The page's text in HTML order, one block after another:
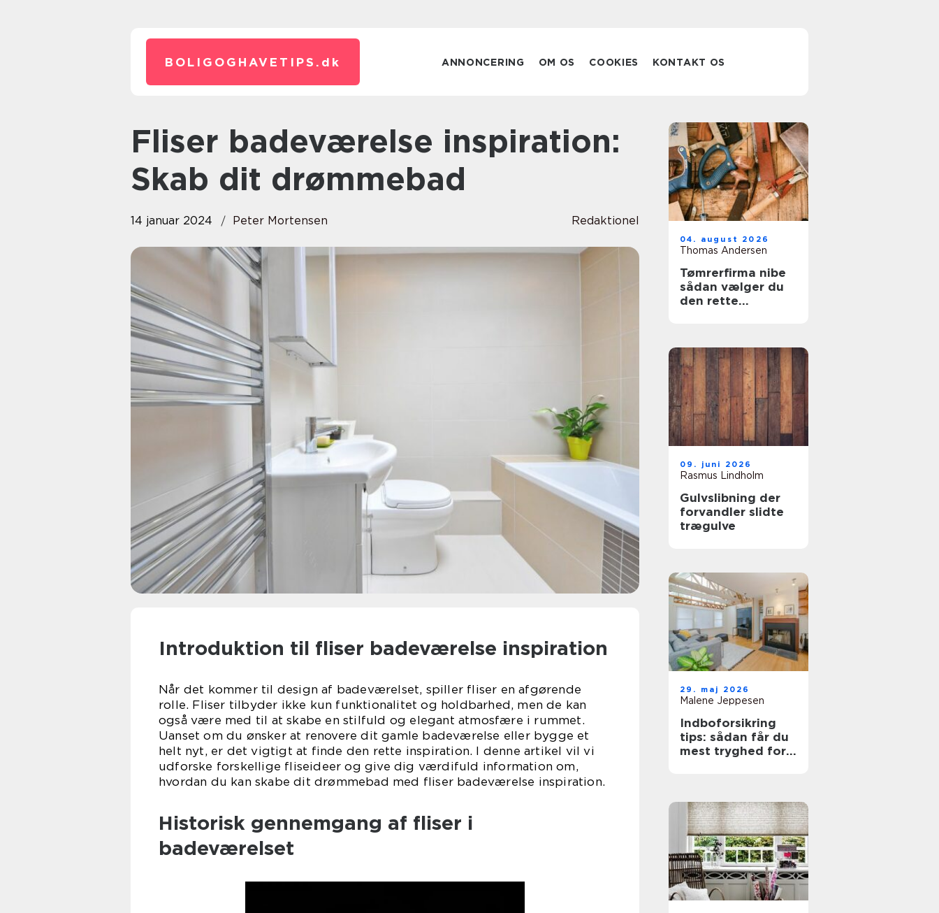
BOLIGOGHAVETIPS. dk ANNONCERING OM OS COOKIES KONTAKT OS
Fliser badeværelse inspiration:
Skab dit drømmebad
14 januar 2024 Peter Mortensen Redaktionel
Introduktion til fliser badeværelse inspiration
Når det kommer til design af badeværelset, spiller fliser en afgørende
rolle. Fliser tilbyder ikke kun funktionalitet og holdbarhed, men de kan
også være med til at skabe en stilfuld og elegant atmosfære i rummet.
Uanset om du ønsker at renovere dit gamle badeværelse eller bygge et
helt nyt, er det vigtigt at finde den rette inspiration. I denne artikel vil vi
udforske forskellige fliseideer og give dig værdifuld information om,
hvordan du kan skabe dit drømmebad med fliser badeværelse inspiration.
Historisk gennemgang af fliser i
badeværelset
04. august 2026
Thomas Andersen
Tømrerfirma nibe
sådan vælger du
den rette
09. juni 2026
Rasmus Lindholm
Gulvslibning der
forvandler slidte
trægulve
29. maj 2026
Malene Jeppesen
Indboforsikring
tips: sådan får du
mest tryghed for